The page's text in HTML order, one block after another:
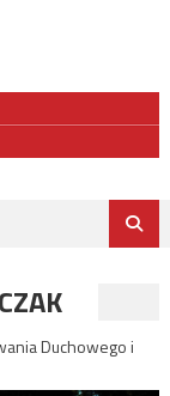
Duchowego i